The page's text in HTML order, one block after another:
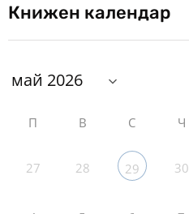
Книжен календар
П В С Ч
27 28 29 30